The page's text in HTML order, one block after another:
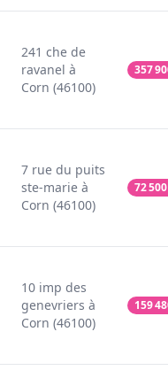
241 che de
ravanel à
Corn (46100)
357
7 rue du puits
ste-marie à
Corn (46100)
72 500
10 imp des
genevriers à
Corn (46100)
159